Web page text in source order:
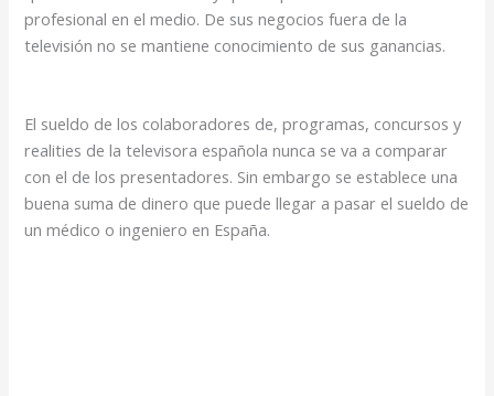
profesional en el medio. De sus negocios fuera de la
televisión no se mantiene conocimiento de sus ganancias.
El sueldo de los colaboradores de, programas, concursos y
realities de la televisora española nunca se va a comparar
con el de los presentadores. Sin embargo se establece una
buena suma de dinero que puede llegar a pasar el sueldo de
un médico o ingeniero en España.